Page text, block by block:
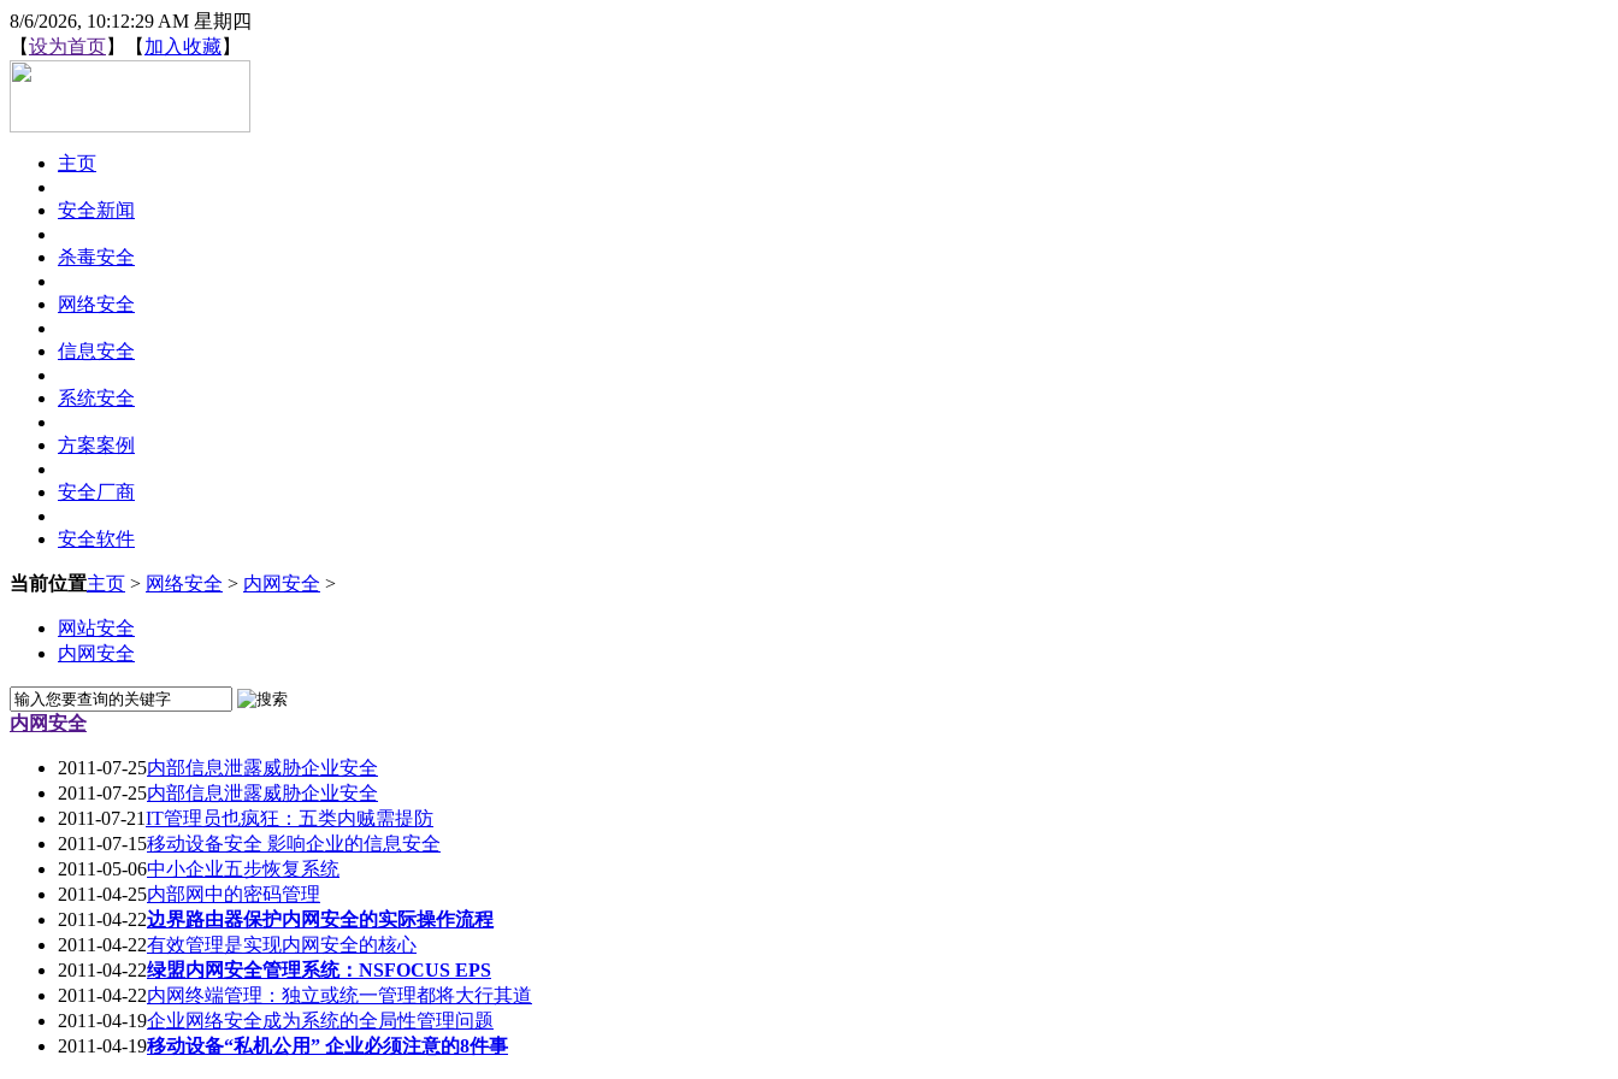
8/6/2026, 10:12:29 AM 星期四
【设为首页】【 加入收藏】
主页
安全新闻
杀毒安全
网络安全
信息安全
系统安全
方案案例
安全厂商
安全软件
当前位置主页 > 网络安全 > 内网安全 >
网站安全
内网安全
内网安全
2011-07-25内部信息泄露威胁企业安全
2011-07-25内部信息泄露威胁企业安全
2011-07-21IT管理员也疯狂：五类内贼需提防
2011-07-15移动设备安全 影响企业的信息安全
2011-05-06中小企业五步恢复系统
2011-04-25内部网中的密码管理
2011-04-22边界路由器保护内网安全的实际操作流程
2011-04-22有效管理是实现内网安全的核心
2011-04-22绿盟内网安全管理系统：NSFOCUS EPS
2011-04-22内网终端管理：独立或统一管理都将大行其道
2011-04-19企业网络安全成为系统的全局性管理问题
2011-04-19移动设备“私机公用” 企业必须注意的8件事